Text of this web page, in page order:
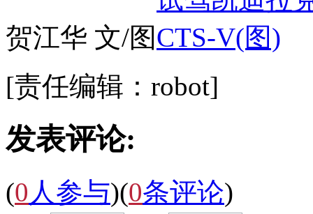
贺江华 文/图
[责任编辑：robot]
发表评论:
(0 人参与)(0条评论)